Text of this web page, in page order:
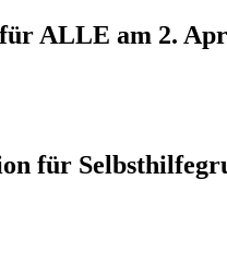
ALLE am 2.
für